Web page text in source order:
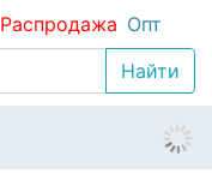
Распродажа Опт